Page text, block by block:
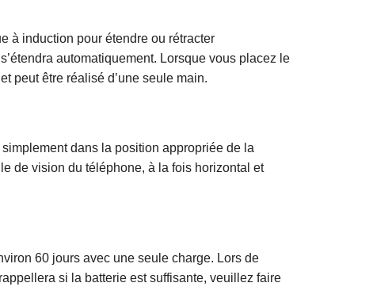
à induction pour étendre ou rétracter
automatiquement. Lorsque vous placez le
peut être réalisé d’une seule main.
dans la position appropriée de la
de vision du téléphone, à la fois horizontal et
60 jours avec une seule charge. Lors de
si la batterie est suffisante, veuillez faire